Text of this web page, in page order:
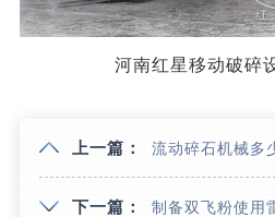
河南红星移动破碎
上一篇： 流动碎石机械多
下一篇： 制备双飞粉使用雷蒙